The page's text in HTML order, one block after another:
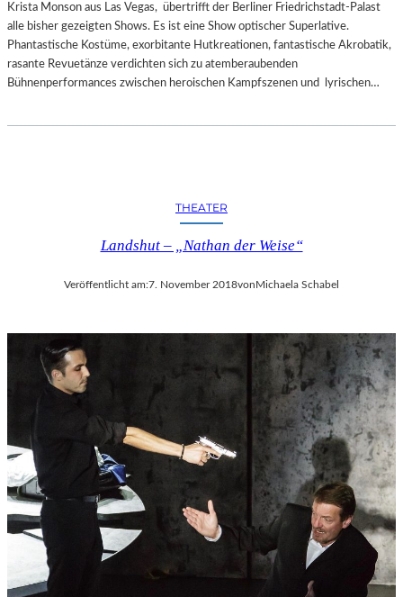
Krista Monson aus Las Vegas, übertrifft der Berliner Friedrichstadt-Palast
alle bisher gezeigten Shows. Es ist eine Show optischer Superlative.
Phantastische Kostüme, exorbitante Hutkreationen, fantastische Akrobatik,
rasante Revuetänze verdichten sich zu atemberaubenden
Bühnenperformances zwischen heroischen Kampfszenen und lyrischen…
THEATER
Landshut – „Nathan der Weise“
Veröffentlicht am:7. November 2018vonMichaela Schabel